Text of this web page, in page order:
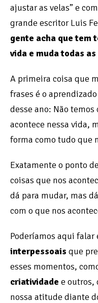
ajustar as velas” e
grande escritor Luis
gente acha que tem
vida e muda todas
A primeira coisa que
frases é o
desse ano: Não
acontece nessa vida,
forma como tudo que
Exatamente o ponto
coisas que nos
dá para mudar, mas
com o que nos
Poderíamos aqui falar
interpessoais que
esses momentos,
criatividade e outros,
nossa atitude diante